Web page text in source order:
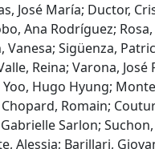
José María; Ductor,
Ana Rodríguez;
Sigüenza,
Reina; Varona,
Hugo Hyung;
Romain;
Sarlon;
Alessia; Barillari,